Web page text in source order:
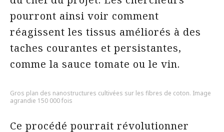
pourront ainsi voir comment
réagissent les tissus améliorés à des
taches courantes et persistantes,
comme la sauce tomate ou le vin.
Gros plan des nanostructures cultivées sur les fibres de coton. Image
agrandie 150 000 fois
Ce procédé pourrait révolutionner